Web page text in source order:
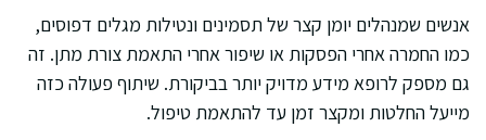
אנשים שמנהלים יומן קצר של תסמינים ונטילות מגלים דפוסים,
כמו החמרה אחרי הפסקות או שיפור אחרי התאמת צורת מתן. זה
גם מספק לרופא מידע מדויק יותר בביקורת. שיתוף פעולה כזה
מייעל החלטות ומקצר זמן עד להתאמת טיפול.